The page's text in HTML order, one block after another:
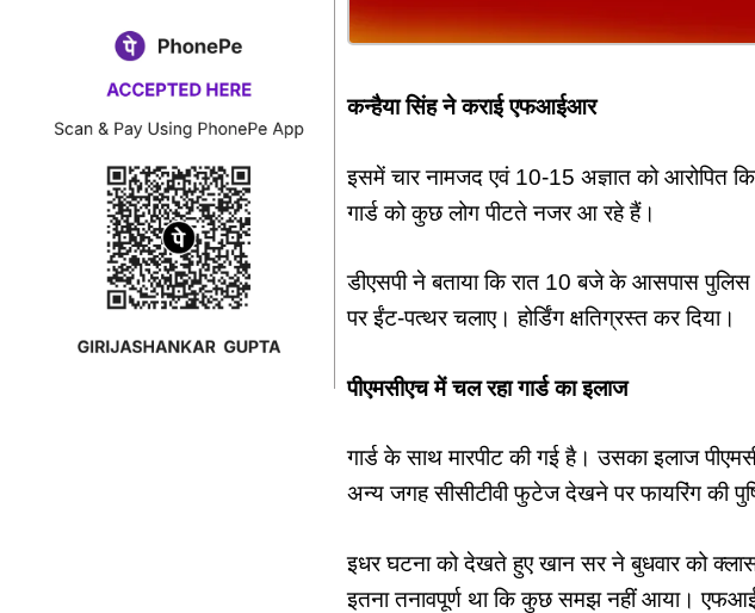
कन्‍हैया सिंह ने कराई एफआईआर
इसमें चार नामजद एवं 10-15 अज्ञात को आरोपित
गार्ड को कुछ लोग पीटते नजर आ रहे हैं।
डीएसपी ने बताया कि रात 10 बजे के आसपास
पर ईंट-पत्‍थर चलाए। होर्डिंग क्षत‍िग्रस्‍त कर दिया।
पीएमसीएच में चल रहा गार्ड का इलाज
गार्ड के साथ मारपीट की गई है। उसका इलाज
अन्‍य जगह सीसीटीवी फुटेज देखने पर फायरिंग की
इधर घटना को देखते हुए खान सर ने बुधवार को
इतना तनावपूर्ण था कि कुछ समझ नहीं आया।